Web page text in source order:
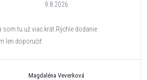
9.8.2026
som tu už viac krát.Rýchle dodanie
len doporučiť
Magdaléna Veverková